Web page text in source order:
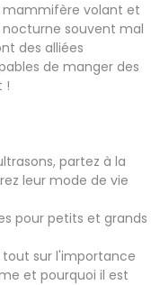
volant et
souvent mal
des alliées
de manger des
!
partez à la
leur mode de vie
pour petits et grands
tout sur l'importance
et pourquoi il est